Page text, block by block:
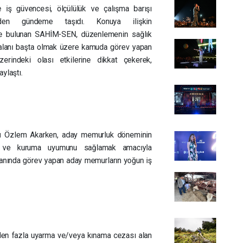
iş güvencesi, ölçülülük ve çalışma barışı
gündeme taşıdı. Konuya ilişkin
bulunan SAHİM-SEN, düzenlemenin sağlık
başta olmak üzere kamuda görev yapan
olası etkilerine dikkat çekerek,
Özlem Akarken, aday memurluk döneminin
kuruma uyumunu sağlamak amacıyla
görev yapan aday memurların yoğun iş
fazla uyarma ve/veya kınama cezası alan